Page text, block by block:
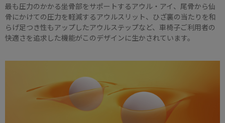
最も圧力のかかる坐骨部をサポートするアウル・アイ、尾骨から仙
骨にかけての圧力を軽減するアウルスリット、ひざ裏の当たりを和
らげ足つき性もアップしたアウルステップなど、車椅子ご利用者の
快適さを追求した機能がこのデザインに生かされています。